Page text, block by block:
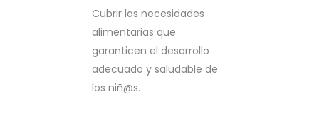
Cubrir las necesidades
alimentarias que
garanticen el desarrollo
adecuado y saludable de
los niñ@s.